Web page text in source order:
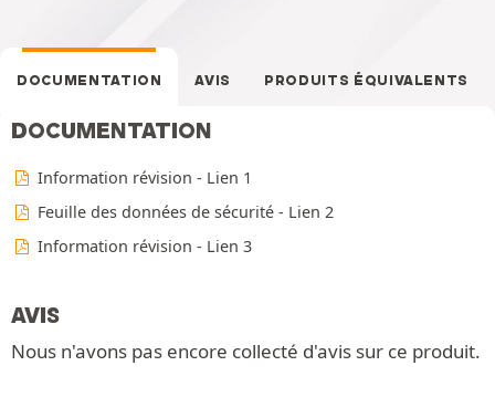
DOCUMENTATION AVIS PRODUITS ÉQUIVALENTS
DOCUMENTATION
Information révision - Lien 1
Feuille des données de sécurité - Lien 2
Information révision - Lien 3
AVIS
Nous n'avons pas encore collecté d'avis sur ce produit.